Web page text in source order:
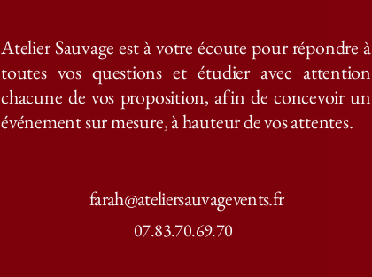
Atelier Sauvage est à votre écoute pour répondre à
toutes vos questions et étudier avec attention
chacune de vos proposition, afin de concevoir un
événement sur mesure, à hauteur de vos attentes.
farah@ateliersauvagevents.fr
07.83.70.69.70